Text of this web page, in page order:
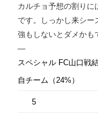
カルチョ予想の割りに
です。しっかし来シー
強もしないとダメかも
—
スペシャル FC山口戦
自チーム（24%）
5